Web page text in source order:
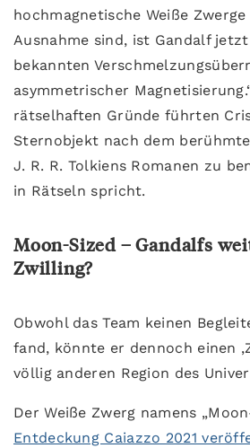
hochmagnetische Weiße
Ausnahme sind, ist Gandalf
bekannten
asymmetrischer
rätselhaften Gründe führten
Sternobjekt nach dem
J. R. R. Tolkiens Romanen zu
in Rätseln spricht.
Moon-Sized – Gandalfs
Zwilling?
Obwohl das Team keinen
fand, könnte er dennoch einen
völlig anderen Region des
Der Weiße Zwerg namens
Entdeckung Caiazzo 2021